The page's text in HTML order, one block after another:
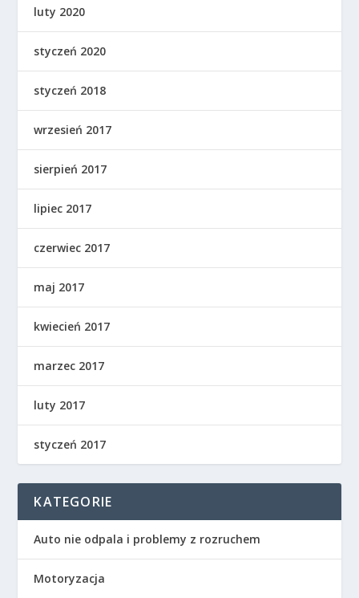
luty 2020
styczeń 2020
styczeń 2018
wrzesień 2017
sierpień 2017
lipiec 2017
czerwiec 2017
maj 2017
kwiecień 2017
marzec 2017
luty 2017
styczeń 2017
KATEGORIE
Auto nie odpala i problemy z rozruchem
Motoryzacja